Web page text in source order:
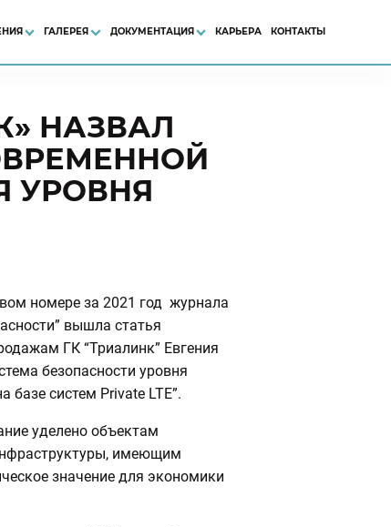
ГАЛЕРЕЯ ДОКУМЕНТАЦИЯ КАРЬЕРА КОНТАКТЫ
НАЗВАЛ
УРОВНЯ
номере за 2021 год журнала
вышла статья
ГК “Триалинк” Евгения
безопасности уровня
базе систем Private LTE”.
уделено объектам
имеющим
значение для экономики